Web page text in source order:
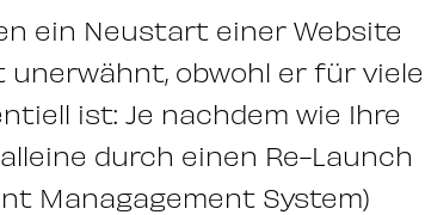
ein Neustart einer Website
obwohl er für viele
ist: Je nachdem wie Ihre
durch einen Re-Launch
Managagement System)